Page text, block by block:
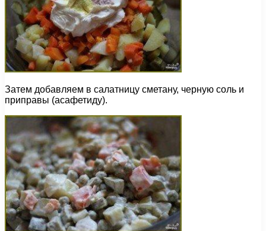
Затем добавляем в салатницу сметану, черную соль и
приправы (асафетиду).